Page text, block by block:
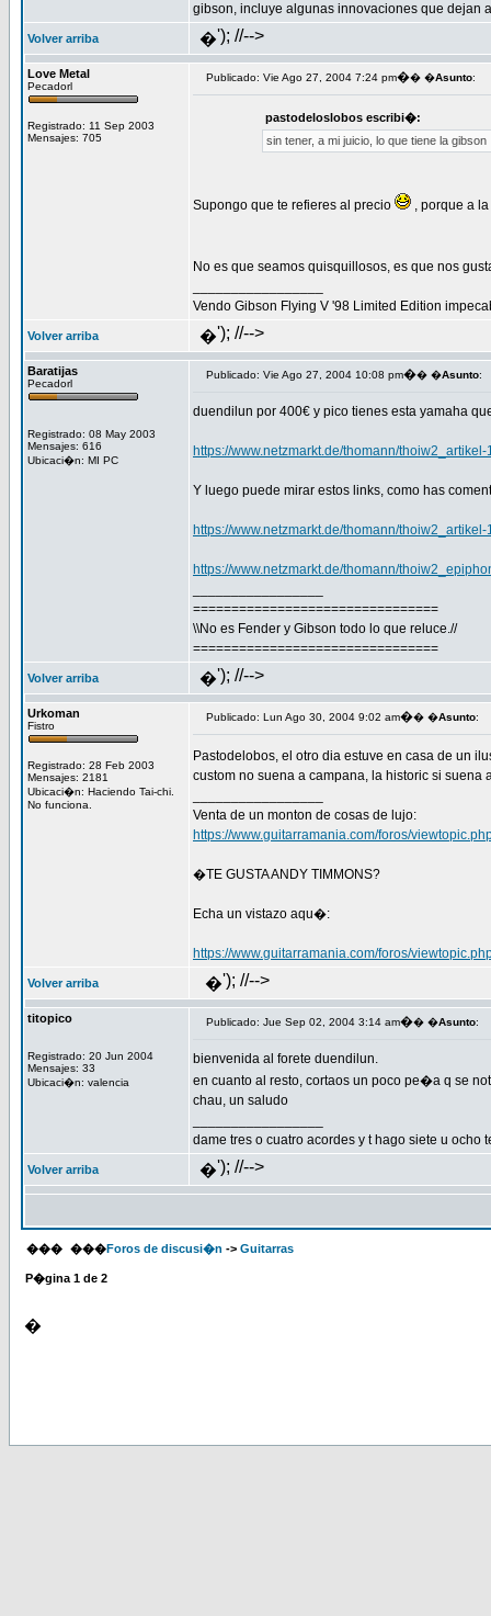
gibson, incluye algunas innovaciones que dejan
Volver arriba �'); //-->
Love Metal
Pecadorl
Registrado: 11 Sep 2003
Mensajes: 705
Publicado: Vie Ago 27, 2004 7:24 pm�� �Asunto:
pastodeloslobos escribi�:
sin tener, a mi juicio, lo que tiene la gibson
Supongo que te refieres al precio , porque a
No es que seamos quisquillosos, es que nos
Vendo Gibson Flying V '98 Limited Edition
Volver arriba �'); //-->
Baratijas
Pecadorl
Registrado: 08 May 2003
Mensajes: 616
Ubicaci�n: MI PC
Publicado: Vie Ago 27, 2004 10:08 pm�� �Asunto:
duendilun por 400€ y pico tienes esta yamaha
https://www.netzmarkt.de/thomann/
Y luego puede mirar estos links, como has
https://www.netzmarkt.de/thomann/
https://www.netzmarkt.de/thomann/
================================
\\No es Fender y Gibson todo lo que reluce.//
================================
Volver arriba �'); //-->
Urkoman
Fistro
Registrado: 28 Feb 2003
Mensajes: 2181
Ubicaci�n: Haciendo Tai-chi.
No funciona.
Publicado: Lun Ago 30, 2004 9:02 am�� �Asunto:
Pastodelobos, el otro dia estuve en casa de un
custom no suena a campana, la historic si
Venta de un monton de cosas de lujo:
https://www.guitarramania.com/foros/
�TE GUSTA ANDY TIMMONS?
Echa un vistazo aqu�:
https://www.guitarramania.com/foros/
Volver arriba �'); //-->
titopico
Registrado: 20 Jun 2004
Mensajes: 33
Ubicaci�n: valencia
Publicado: Jue Sep 02, 2004 3:14 am�� �Asunto:
bienvenida al forete duendilun.
en cuanto al resto, cortaos un poco pe�a q se
chau, un saludo
dame tres o cuatro acordes y t hago siete u ocho
Volver arriba �'); //-->
��� ���Foros de discusi�n -> Guitarras
P�gina 1 de 2
�